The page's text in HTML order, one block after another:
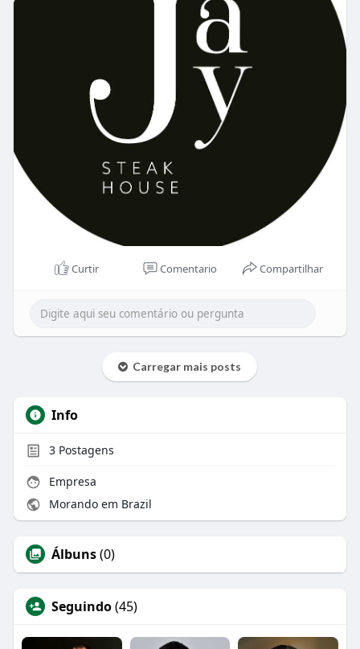
Curtir Comentario Compartilhar
Carregar mais posts
Info
3Postagens
Empresa
Morando em Brazil
Álbuns(0)
Seguindo(45)